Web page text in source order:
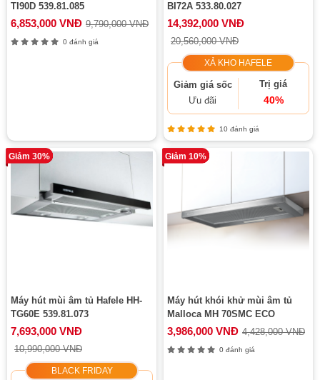
TI90D 539.81.085
6,853,000 VNĐ 9,790,000 VNĐ
0 đánh giá
BI72A 533.80.027
14,392,000 VNĐ
20,560,000 VNĐ
XẢ KHO HAFELE
Giảm giá sốc
Ưu đãi
Trị giá
40%
10 đánh giá
Giảm 30%
Máy hút mùi âm tủ Hafele HH-
TG60E 539.81.073
7,693,000 VNĐ
10,990,000 VNĐ
BLACK FRIDAY
Giảm 10%
Máy hút khói khử mùi âm tủ
Malloca MH 70SMC ECO
3,986,000 VNĐ 4,428,000 VNĐ
0 đánh giá